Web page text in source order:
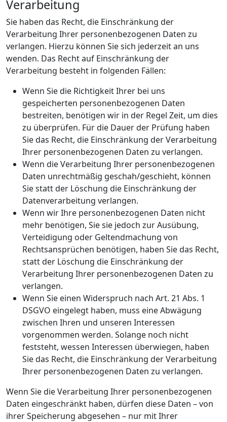
Verarbeitung
Sie haben das Recht, die Einschränkung der
Verarbeitung Ihrer personenbezogenen Daten zu
verlangen. Hierzu können Sie sich jederzeit an uns
wenden. Das Recht auf Einschränkung der
Verarbeitung besteht in folgenden Fällen:
Wenn Sie die Richtigkeit Ihrer bei uns
gespeicherten personenbezogenen Daten
bestreiten, benötigen wir in der Regel Zeit, um dies
zu überprüfen. Für die Dauer der Prüfung haben
Sie das Recht, die Einschränkung der Verarbeitung
Ihrer personenbezogenen Daten zu verlangen.
Wenn die Verarbeitung Ihrer personenbezogenen
Daten unrechtmäßig geschah/geschieht, können
Sie statt der Löschung die Einschränkung der
Datenverarbeitung verlangen.
Wenn wir Ihre personenbezogenen Daten nicht
mehr benötigen, Sie sie jedoch zur Ausübung,
Verteidigung oder Geltendmachung von
Rechtsansprüchen benötigen, haben Sie das Recht,
statt der Löschung die Einschränkung der
Verarbeitung Ihrer personenbezogenen Daten zu
verlangen.
Wenn Sie einen Widerspruch nach Art. 21 Abs. 1
DSGVO eingelegt haben, muss eine Abwägung
zwischen Ihren und unseren Interessen
vorgenommen werden. Solange noch nicht
feststeht, wessen Interessen überwiegen, haben
Sie das Recht, die Einschränkung der Verarbeitung
Ihrer personenbezogenen Daten zu verlangen.
Wenn Sie die Verarbeitung Ihrer personenbezogenen
Daten eingeschränkt haben, dürfen diese Daten – von
ihrer Speicherung abgesehen – nur mit Ihrer